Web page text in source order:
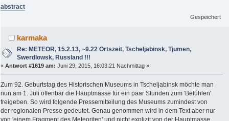
abstract
Gespeichert
karmaka
Re: METEOR, 15.2.13, ~9.22 Ortszeit, Tscheljabinsk, Tjumen,
Swerdlowsk, Russland !!!
« Antwort #1619 am: Juni 29, 2015, 16:03:21 Nachmittag »
Zum 92. Geburtstag des Historischen Museums in Tscheljabinsk möchte man
nun am 1. Juli offenbar die Hauptmasse für ein paar Stunden zum 'Befühlen'
freigeben. So wird folgende Pressemitteilung des Museums zumindest von
der regionalen Presse gedeutet. Genau genommen wird in dem Text aber nur